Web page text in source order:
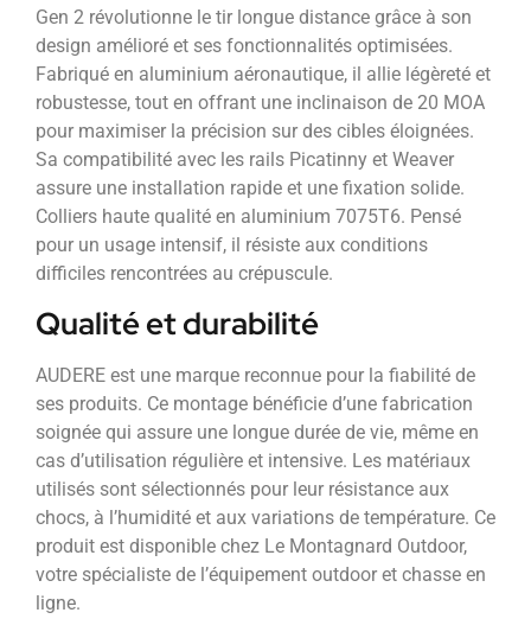
Gen 2 révolutionne le tir longue distance grâce à son
design amélioré et ses fonctionnalités optimisées.
Fabriqué en aluminium aéronautique, il allie légèreté et
robustesse, tout en offrant une inclinaison de 20 MOA
pour maximiser la précision sur des cibles éloignées.
Sa compatibilité avec les rails Picatinny et Weaver
assure une installation rapide et une fixation solide.
Colliers haute qualité en aluminium 7075T6. Pensé
pour un usage intensif, il résiste aux conditions
difficiles rencontrées au crépuscule.
Qualité et durabilité
AUDERE est une marque reconnue pour la fiabilité de
ses produits. Ce montage bénéficie d’une fabrication
soignée qui assure une longue durée de vie, même en
cas d’utilisation régulière et intensive. Les matériaux
utilisés sont sélectionnés pour leur résistance aux
chocs, à l’humidité et aux variations de température. Ce
produit est disponible chez Le Montagnard Outdoor,
votre spécialiste de l’équipement outdoor et chasse en
ligne.